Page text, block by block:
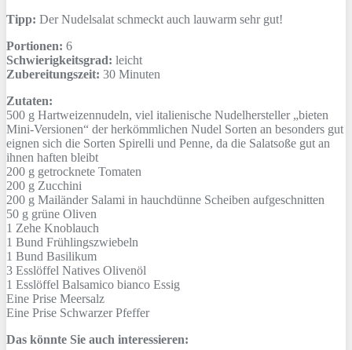
Tipp: Der Nudelsalat schmeckt auch lauwarm sehr gut!
Portionen: 6
Schwierigkeitsgrad: leicht
Zubereitungszeit: 30 Minuten
Zutaten:
500 g Hartweizennudeln, viel italienische Nudelhersteller „bieten
Mini-Versionen“ der herkömmlichen Nudel Sorten an besonders gut
eignen sich die Sorten Spirelli und Penne, da die Salatsoße gut an
ihnen haften bleibt
200 g getrocknete Tomaten
200 g Zucchini
200 g Mailänder Salami in hauchdünne Scheiben aufgeschnitten
50 g grüne Oliven
1 Zehe Knoblauch
1 Bund Frühlingszwiebeln
1 Bund Basilikum
3 Esslöffel Natives Olivenöl
1 Esslöffel Balsamico bianco Essig
Eine Prise Meersalz
Eine Prise Schwarzer Pfeffer
Das könnte Sie auch interessieren: